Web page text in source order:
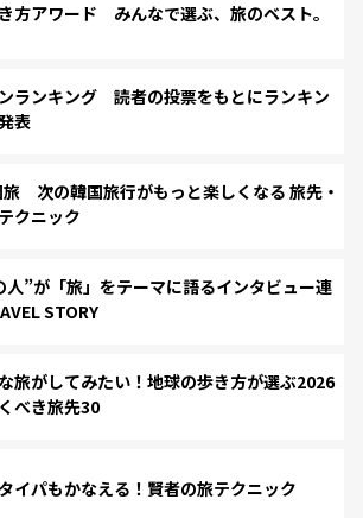
方アワード みんなで選ぶ、旅のベスト。
ランキング 読者の投票をもとにランキン
表
次の韓国旅行がもっと楽しくなる 旅先・
クニック
人”が「旅」をテーマに語るインタビュー連
STORY
旅がしてみたい！地球の歩き方が選ぶ2026
べき旅先30
イパもかなえる！賢者の旅テクニック